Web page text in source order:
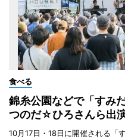
食べる
錦糸公園などで「すみ
つのだ☆ひろさんら出
10月17日・18日に開催される「